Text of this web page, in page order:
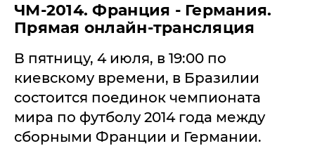
ЧМ-2014. Франция - Германия.
Прямая онлайн-трансляция
В пятницу, 4 июля, в 19:00 по
киевскому времени, в Бразилии
состоится поединок чемпионата
мира по футболу 2014 года между
сборными Франции и Германии.